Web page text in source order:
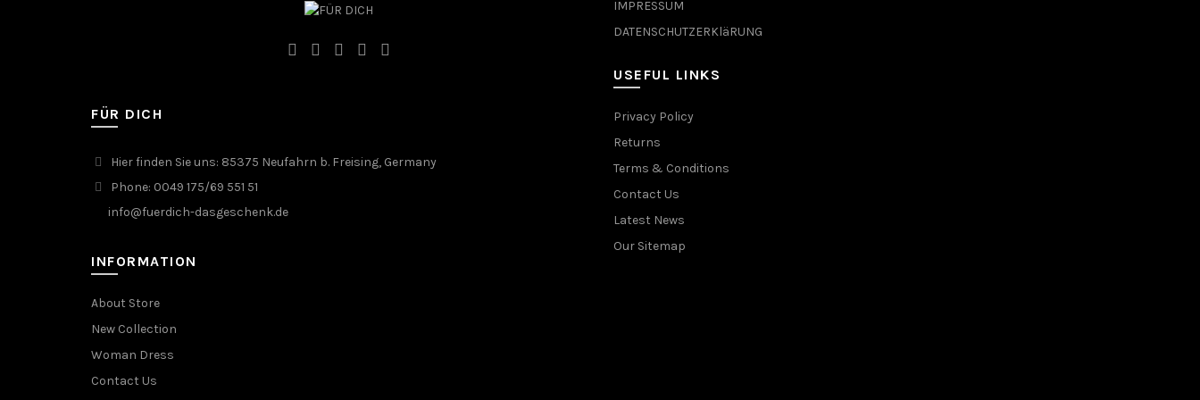
FÜR DICH
Hier finden Sie uns: 85375 Neufahrn b. Freising, Germany
Phone: 0049 175/69 551 51
info@fuerdich-dasgeschenk.de
INFORMATION
About Store
New Collection
Woman Dress
Contact Us
IMPRESSUM
DATENSCHUTZERKläRUNG
USEFUL LINKS
Privacy Policy
Returns
Terms & Conditions
Contact Us
Latest News
Our Sitemap